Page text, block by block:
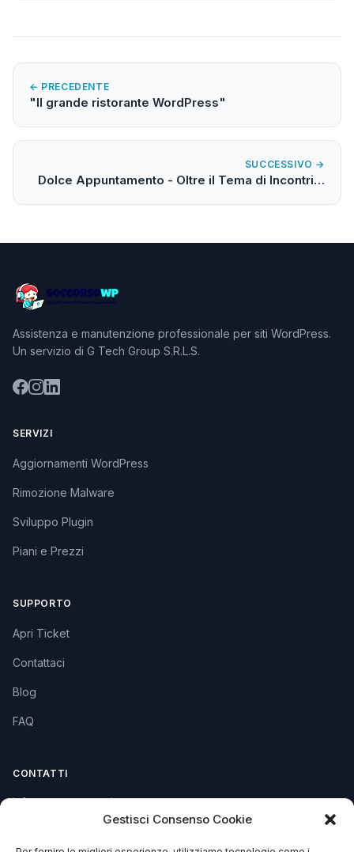
Gestisci Consenso Cookie
← PRECEDENTE
"Il grande ristorante WordPress"
SUCCESSIVO →
Dolce Appuntamento - Oltre il Tema di Incontri…
Assistenza e manutenzione professionale per siti WordPress.
Un servizio di G Tech Group S.R.L.S.
SERVIZI
Aggiornamenti WordPress
Rimozione Malware
Sviluppo Plugin
Piani e Prezzi
SUPPORTO
Apri Ticket
Contattaci
Blog
FAQ
CONTATTI
info@soccorsowp.it